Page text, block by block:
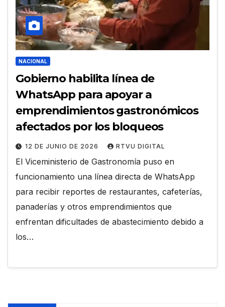
NACIONAL
Gobierno habilita línea de
WhatsApp para apoyar a
emprendimientos gastronómicos
afectados por los bloqueos
12 DE JUNIO DE 2026 RTVU DIGITAL
El Viceministerio de Gastronomía puso en
funcionamiento una línea directa de WhatsApp
para recibir reportes de restaurantes, cafeterías,
panaderías y otros emprendimientos que
enfrentan dificultades de abastecimiento debido a
los…